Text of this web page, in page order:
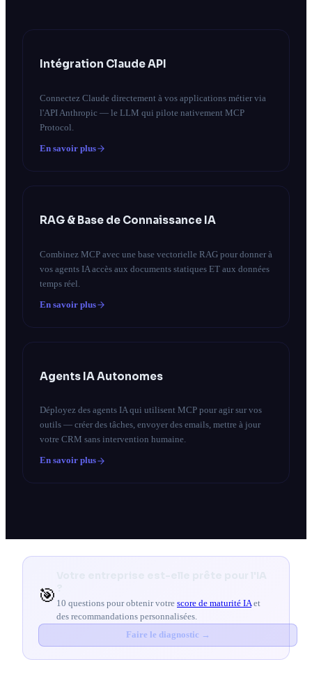
Intégration Claude API
Connectez Claude directement à vos applications métier via
l'API Anthropic — le LLM qui pilote nativement MCP
Protocol.
En savoir plus
RAG & Base de Connaissance IA
Combinez MCP avec une base vectorielle RAG pour donner à
vos agents IA accès aux documents statiques ET aux données
temps réel.
En savoir plus
Agents IA Autonomes
Déployez des agents IA qui utilisent MCP pour agir sur vos
outils — créer des tâches, envoyer des emails, mettre à jour
votre CRM sans intervention humaine.
En savoir plus
🎯 10 questions pour obtenir votre score de maturité IAet
des recommandations personnalisées.
Faire le diagnostic →